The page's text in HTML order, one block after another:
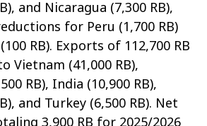
and Nicaragua (7,300 RB),
for Peru (1,700 RB)
RB). Exports of 112,700 RB
Vietnam (41,000 RB),
RB), India (10,900 RB),
and Turkey (6,500 RB). Net
3,900 RB for 2025/2026